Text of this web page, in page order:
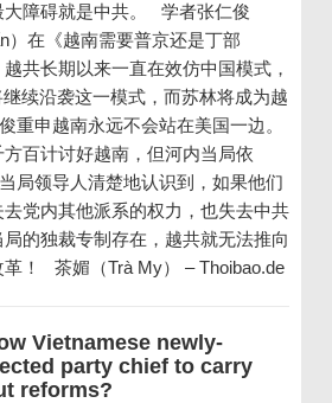
大障碍就是中共。 学者张仁俊
）在《越南需要普京还是丁部
共长期以来一直在效仿中国模式，
续沿袭这一模式，而苏林将成为越
重申越南永远不会站在美国一边。
百计讨好越南，但河内当局依
局领导人清楚地认识到，如果他们
党内其他派系的权力，也失去中共
的独裁专制存在，越共就无法推向
革！ 茶媚（Trà My） – Thoibao.de
Vietnamese newly-
party chief to carry
reforms?